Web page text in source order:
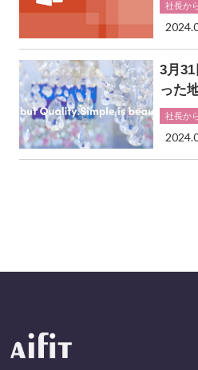
社長か
3月
った
社長か